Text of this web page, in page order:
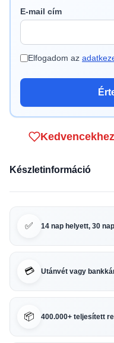
E-mail cím
Elfogadom az
Kedvencekhez
Készletinformáció
✅ 14 nap helyett, 30
💳 Utánvét vagy
📦 400.000+ teljesített